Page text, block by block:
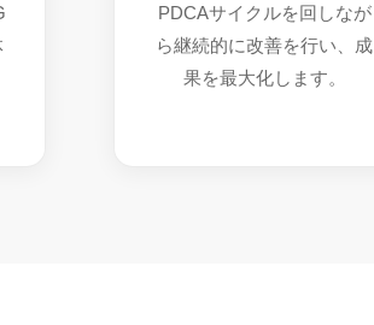
PDCAサイクルを回しなが
ら継続的に改善を行い、成
果を最大化します。